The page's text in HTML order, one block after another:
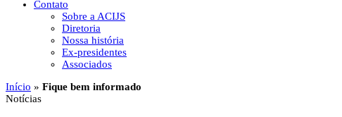
Contato
Sobre a ACIJS
Diretoria
Nossa história
Ex-presidentes
Associados
Início » Fique bem informado
Notícias